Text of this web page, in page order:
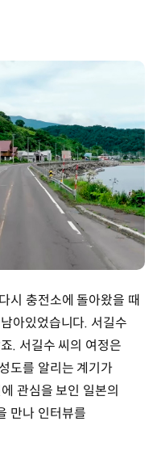
시 충전소에 돌아왔을 때
아있었습니다. 서길수
. 서길수 씨의 여정은
도를 알리는 계기가
관심을 보인 일본의
만나 인터뷰를